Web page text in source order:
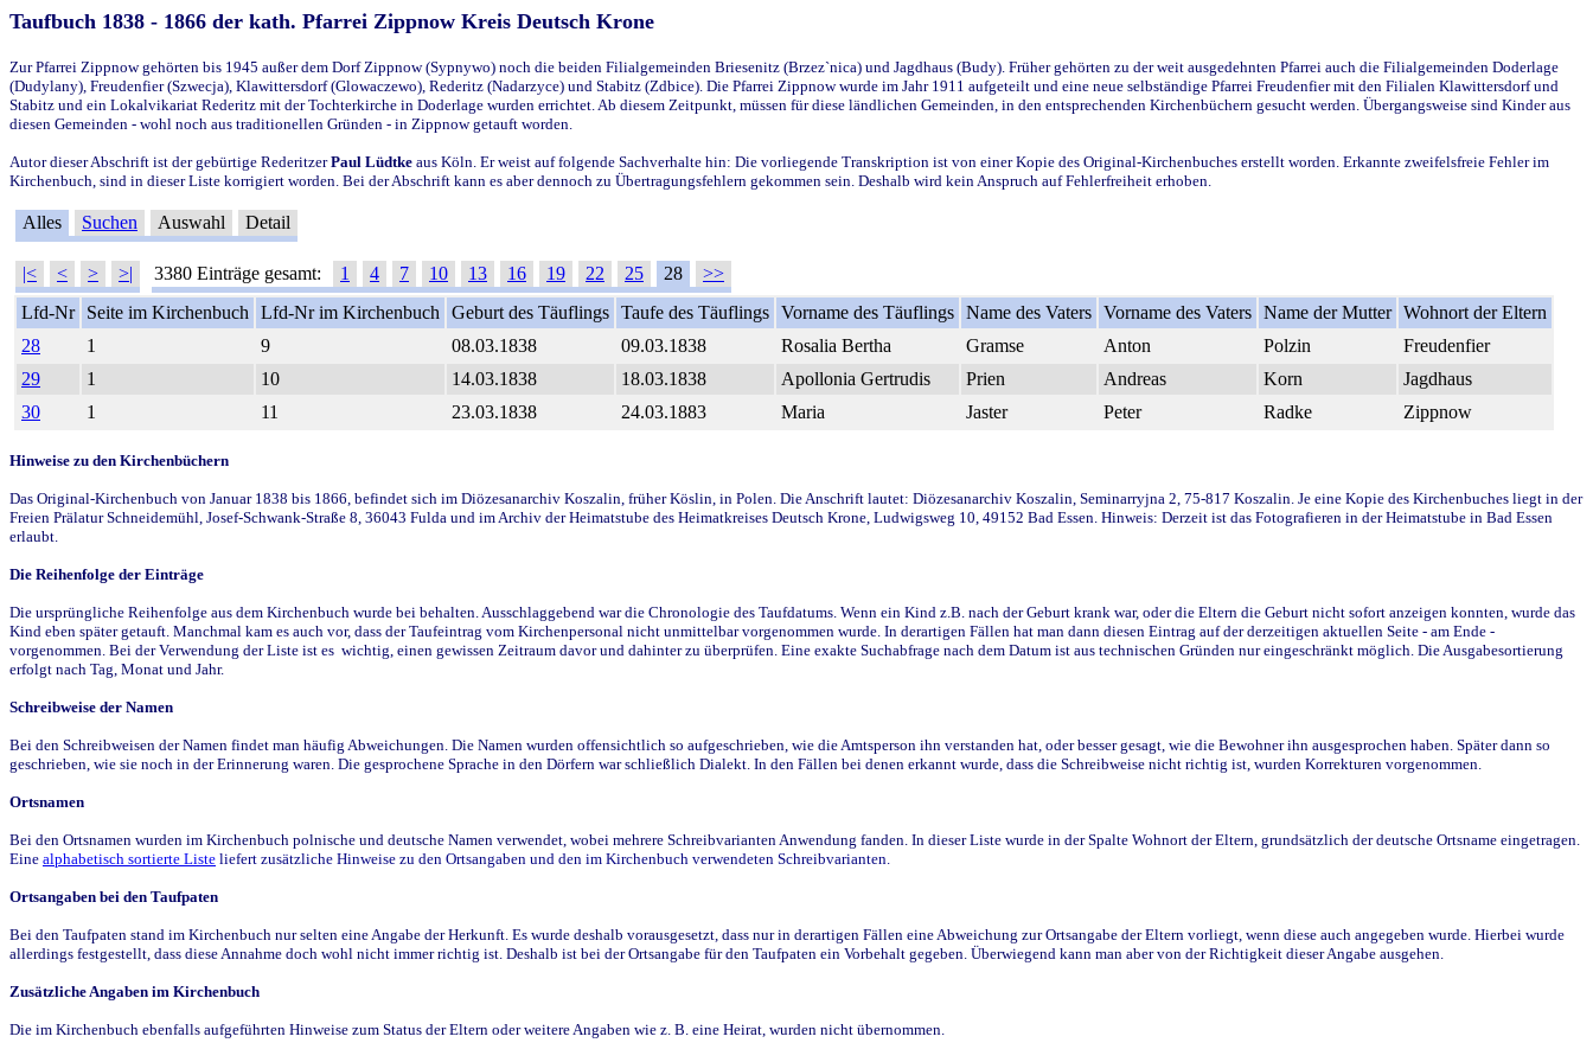
Taufbuch 1838 - 1866 der kath. Pfarrei Zippnow Kreis Deutsch Krone
Zur Pfarrei Zippnow gehörten bis 1945 außer dem Dorf Zippnow (Sypnywo) noch die beiden Filialgemeinden Briesenitz (Brzez`nica) und Jagdhaus (Budy). Früher gehörten zu der weit ausgedehnten Pfarrei auch die Filialgemeinden Doderlage
(Dudylany), Freudenfier (Szwecja), Klawittersdorf (Glowaczewo), Rederitz (Nadarzyce) und Stabitz (Zdbice). Die Pfarrei Zippnow wurde im Jahr 1911 aufgeteilt und eine neue selbständige Pfarrei Freudenfier mit den Filialen Klawittersdorf und
Stabitz und ein Lokalvikariat Rederitz mit der Tochterkirche in Doderlage wurden errichtet. Ab diesem Zeitpunkt, müssen für diese ländlichen Gemeinden, in den entsprechenden Kirchenbüchern gesucht werden. Übergangsweise sind Kinder aus
diesen Gemeinden - wohl noch aus traditionellen Gründen - in Zippnow getauft worden.
Autor dieser Abschrift ist der gebürtige RederitzerPaul Lüdtke aus Köln. Er weist auf folgende Sachverhalte hin: Die vorliegende Transkription ist von einer Kopie des Original-Kirchenbuches erstellt worden. Erkannte zweifelsfreie Fehler im
Kirchenbuch, sind in dieser Liste korrigiert worden. Bei der Abschrift kann es aber dennoch zu Übertragungsfehlern gekommen sein. Deshalb wird kein Anspruch auf Fehlerfreiheit erhoben.
Alles Suchen Auswahl Detail
|< < > >| 3380 Einträge gesamt: 1 4 7 10 13 16 19 22 25 28
>>
Lfd-Nr
Seite im Kirchenbuch Lfd-Nr im Kirchenbuch Geburt des Täuflings Taufe des Täuflings Vorname des Täuflings Name des Vaters Vorname des Vaters Name der Mutter Wohnort der Eltern
28
1 9 08.03.1838 09.03.1838 Rosalia Bertha Gramse Anton Polzin
Freudenfier
29
1 10 14.03.1838 18.03.1838 Apollonia Gertrudis Prien Andreas Korn
Jagdhaus
30
1 11 23.03.1838 24.03.1883 Maria Jaster Peter Radke Zippnow
Hinweise zu den Kirchenbüchern
Das Original-Kirchenbuch von Januar 1838 bis 1866, befindet sich im Diözesanarchiv Koszalin, früher Köslin, in Polen. Die Anschrift lautet: Diözesanarchiv Koszalin, Seminarryjna 2, 75-817 Koszalin. Je eine Kopie des Kirchenbuches liegt in der
Freien Prälatur Schneidemühl, Josef-Schwank-Straße 8, 36043 Fulda und im Archiv der Heimatstube des Heimatkreises Deutsch Krone, Ludwigsweg 10, 49152 Bad Essen. Hinweis: Derzeit ist das Fotografieren in der Heimatstube in Bad Essen
erlaubt.
Die Reihenfolge der Einträge
Die ursprüngliche Reihenfolge aus dem Kirchenbuch wurde bei behalten. Ausschlaggebend war die Chronologie des Taufdatums. Wenn ein Kind z.B. nach der Geburt krank war, oder die Eltern die Geburt nicht sofort anzeigen konnten, wurde das
Kind eben später getauft. Manchmal kam es auch vor, dass der Taufeintrag vom Kirchenpersonal nicht unmittelbar vorgenommen wurde. In derartigen Fällen hat man dann diesen Eintrag auf der derzeitigen aktuellen Seite - am Ende -
vorgenommen. Bei der Verwendung der Liste ist es wichtig, einen gewissen Zeitraum davor und dahinter zu überprüfen. Eine exakte Suchabfrage nach dem Datum ist aus technischen Gründen nur eingeschränkt möglich. Die Ausgabesortierung
erfolgt nach Tag, Monat und Jahr.
Schreibweise der Namen
Bei den Schreibweisen der Namen findet man häufig Abweichungen. Die Namen wurden offensichtlich so aufgeschrieben, wie die Amtsperson ihn verstanden hat, oder besser gesagt, wie die Bewohner ihn ausgesprochen haben. Später dann so
geschrieben, wie sie noch in der Erinnerung waren. Die gesprochene Sprache in den Dörfern war schließlich Dialekt. In den Fällen bei denen erkannt wurde, dass die Schreibweise nicht richtig ist, wurden Korrekturen vorgenommen.
Ortsnamen
Bei den Ortsnamen wurden im Kirchenbuch polnische und deutsche Namen verwendet, wobei mehrere Schreibvarianten Anwendung fanden. In dieser Liste wurde in der Spalte Wohnort der Eltern, grundsätzlich der deutsche Ortsname eingetragen.
Eine alphabetisch sortierte Liste liefert zusätzliche Hinweise zu den Ortsangaben und den im Kirchenbuch verwendeten Schreibvarianten.
Ortsangaben bei den Taufpaten
Bei den Taufpaten stand im Kirchenbuch nur selten eine Angabe der Herkunft. Es wurde deshalb vorausgesetzt, dass nur in derartigen Fällen eine Abweichung zur Ortsangabe der Eltern vorliegt, wenn diese auch angegeben wurde. Hierbei wurde
allerdings festgestellt, dass diese Annahme doch wohl nicht immer richtig ist. Deshalb ist bei der Ortsangabe für den Taufpaten ein Vorbehalt gegeben. Überwiegend kann man aber von der Richtigkeit dieser Angabe ausgehen.
Zusätzliche Angaben im Kirchenbuch
Die im Kirchenbuch ebenfalls aufgeführten Hinweise zum Status der Eltern oder weitere Angaben wie z. B. eine Heirat, wurden nicht übernommen.